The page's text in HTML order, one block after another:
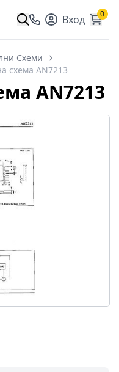
Вход 0
Схеми
схема AN7213
AN7213